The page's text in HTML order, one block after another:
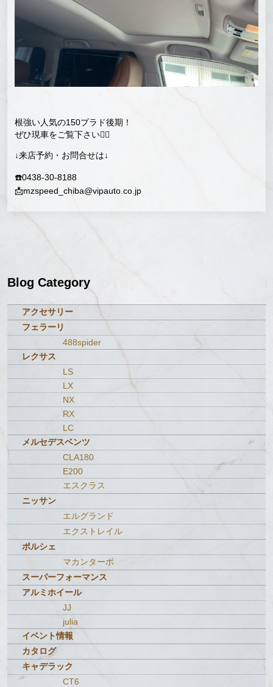
根強い人気の150プラド後期！
ぜひ現車をご覧下さい💁‍♂️
↓来店予約・お問合せは↓
☎️0438-30-8188
📩mzspeed_chiba@vipauto.co.jp
Blog Category
アクセサリー
フェラーリ
488spider
レクサス
LS
LX
NX
RX
LC
メルセデスベンツ
CLA180
E200
エスクラス
ニッサン
エルグランド
エクストレイル
ポルシェ
マカンターボ
スーパーフォーマンス
アルミホイール
JJ
julia
イベント情報
カタログ
キャデラック
CT6